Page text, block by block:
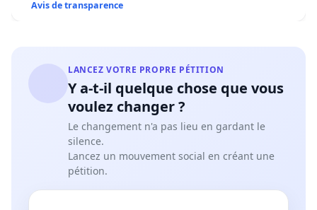
Avis de transparence
LANCEZ VOTRE PROPRE PÉTITION
Y a-t-il quelque chose que vous
voulez changer ?
Le changement n'a pas lieu en gardant le
silence.
Lancez un mouvement social en créant une
pétition.